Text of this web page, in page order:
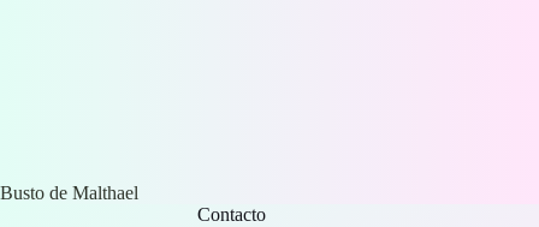
Busto de Malthael
Contacto